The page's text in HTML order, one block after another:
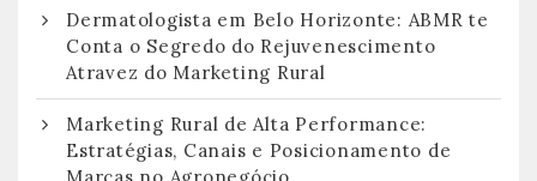
Dermatologista em Belo Horizonte: ABMR te
Conta o Segredo do Rejuvenescimento
Atravez do Marketing Rural
Marketing Rural de Alta Performance:
Estratégias, Canais e Posicionamento de